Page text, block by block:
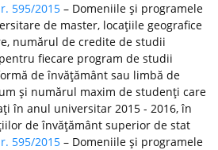
595/2015 – Domeniile şi programele
de master, locaţiile geografice
numărul de credite de studii
fiecare program de studii
de învăţământ sau limbă de
şi numărul maxim de studenţi care
în anul universitar 2015 - 2016, în
de învăţământ superior de stat
595/2015 – Domeniile şi programele